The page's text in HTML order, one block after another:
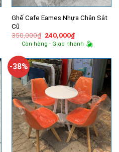
Ghế Cafe Eames Nhựa Chân Sắt
Cũ
350,000₫ Giá
gốc
là:
240,000₫Giá
hiện
tại
240,000₫.
Còn hàng - Giao nhanh
-38%